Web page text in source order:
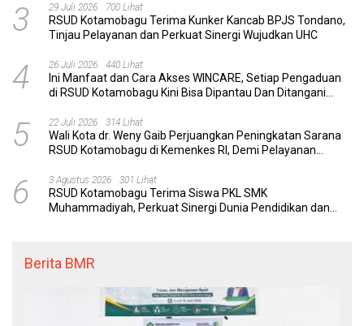
3 29 Juli 2026 700 Lihat
RSUD Kotamobagu Terima Kunker Kancab BPJS Tondano,
Tinjau Pelayanan dan Perkuat Sinergi Wujudkan UHC
4 26 Juli 2026 440 Lihat
Ini Manfaat dan Cara Akses WINCARE, Setiap Pengaduan
di RSUD Kotamobagu Kini Bisa Dipantau Dan Ditangani
5 22 Juli 2026 314 Lihat
Wali Kota dr. Weny Gaib Perjuangkan Peningkatan Sarana
RSUD Kotamobagu di Kemenkes RI, Demi Pelayanan
6 3 Agustus 2026 301 Lihat
RSUD Kotamobagu Terima Siswa PKL SMK
Muhammadiyah, Perkuat Sinergi Dunia Pendidikan dan
Berita BMR